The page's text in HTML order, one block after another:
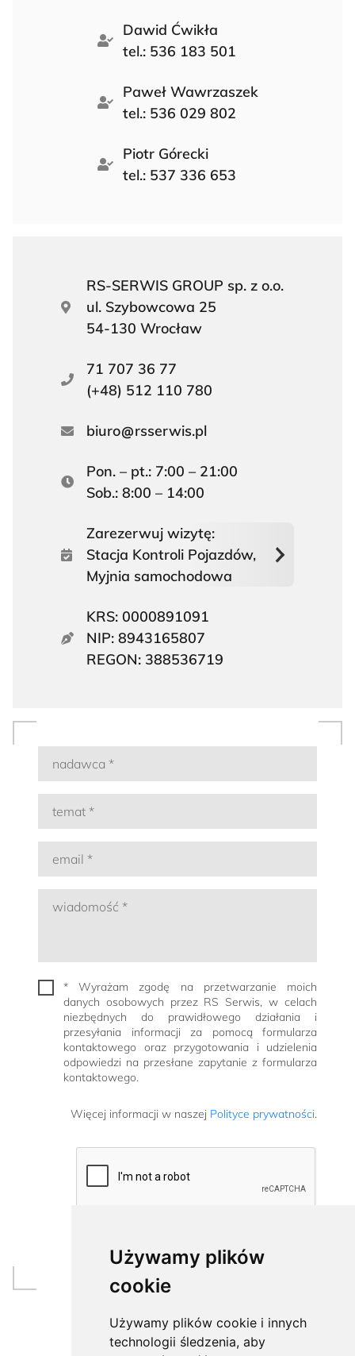
Używamy plików
cookie
Używamy plików cookie i innych
technologii śledzenia, aby
Dawid Ćwikła
tel.: 536 183 501
Paweł Wawrzaszek
tel.: 536 029 802
Piotr Górecki
tel.: 537 336 653
RS-SERWIS GROUP sp. z o.o.
ul. Szybowcowa 25
54-130 Wrocław
71 707 36 77
(+48) 512 110 780
biuro rsserwis.pl
Pon. – pt.: 7:00 – 21:00
Sob.: 8:00 – 14:00
Zarezerwuj wizytę:
Stacja Kontroli Pojazdów,
Myjnia samochodowa
KRS: 0000891091
NIP: 8943165807
REGON: 388536719
* Wyrażam zgodę na przetwarzanie moich
danych osobowych przez RS Serwis, w celach
niezbędnych do prawidłowego działania i
przesyłania informacji za pomocą formularza
kontaktowego oraz przygotowania i udzielenia
odpowiedzi na przesłane zapytanie z formularza
kontaktowego.
Więcej informacji w naszej Polityce prywatności.